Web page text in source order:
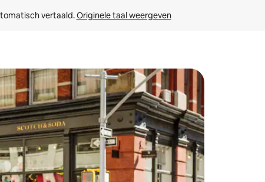
vertaald. Originele taal weergeven